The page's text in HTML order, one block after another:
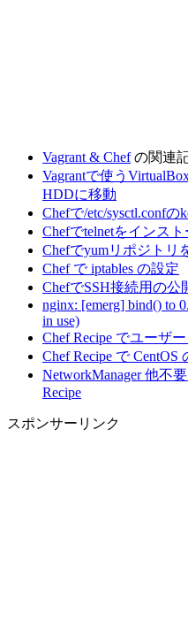
Vagrant & Chefの関連
Vagrantで使う
HDDに移動
Chefで/etc/sysctl.confの
Chefでtelnetをインス
Chefでyumリポジトリ
Chef で iptables の設定
ChefでSSH接続用の
nginx: [emerg] bind() to
in use)
Chef Recipe でユーザ
Chef Recipe で
NetworkManager 他不
Recipe
スポンサーリンク